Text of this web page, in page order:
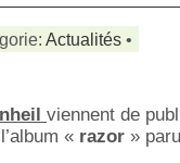
Actualités •
viennent de
« razor »